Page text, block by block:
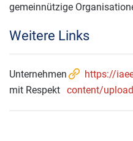
gemeinnützige
Weitere Links
Unternehmen
mit Respekt
https://
content/